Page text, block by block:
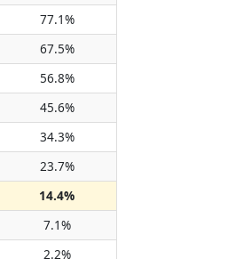
77.1%
67.5%
56.8%
45.6%
34.3%
23.7%
14.4%
7.1%
2.2%